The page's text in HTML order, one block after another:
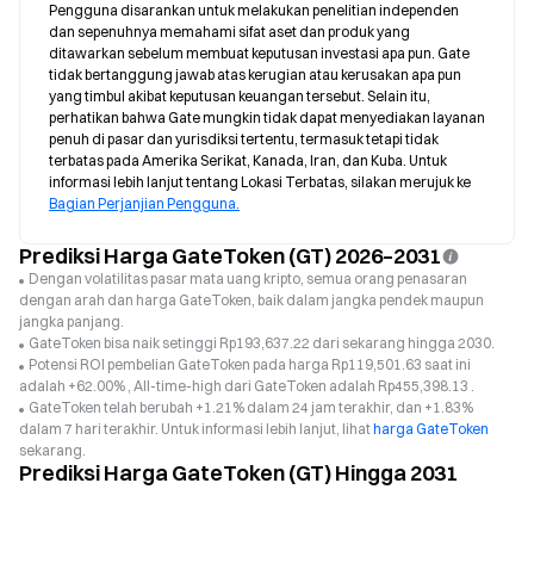
Pengguna disarankan untuk melakukan penelitian independen
dan sepenuhnya memahami sifat aset dan produk yang
ditawarkan sebelum membuat keputusan investasi apa pun. Gate
tidak bertanggung jawab atas kerugian atau kerusakan apa pun
yang timbul akibat keputusan keuangan tersebut. Selain itu,
perhatikan bahwa Gate mungkin tidak dapat menyediakan layanan
penuh di pasar dan yurisdiksi tertentu, termasuk tetapi tidak
terbatas pada Amerika Serikat, Kanada, Iran, dan Kuba. Untuk
Bagian Perjanjian Pengguna.
Prediksi Harga GateToken (GT) 2026–2031
Dengan volatilitas pasar mata uang kripto, semua orang penasaran
dengan arah dan harga GateToken, baik dalam jangka pendek maupun
jangka panjang.
GateToken bisa naik setinggi Rp193,637.22 dari sekarang hingga 2030.
Potensi ROI pembelian GateToken pada harga Rp119,501.63 saat ini
adalah +62.00% , All-time-high dari GateToken adalah Rp455,398.13 .
GateToken telah berubah +1.21% dalam 24 jam terakhir, dan +1.83%
dalam 7 hari terakhir. Untuk informasi lebih lanjut, lihatharga GateToken
sekarang.
Prediksi Harga GateToken (GT) Hingga 2031